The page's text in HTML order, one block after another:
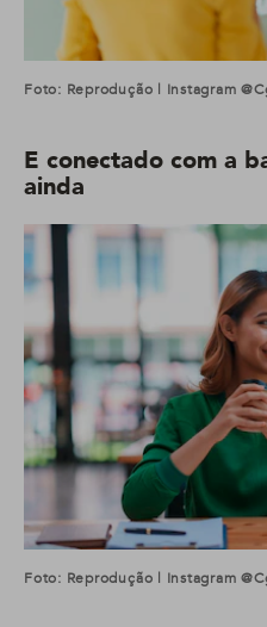
Foto: Reprodução | Instagram
E conectado com a
ainda
Foto: Reprodução | Instagram